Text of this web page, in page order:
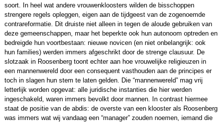
soort. In heel wat andere vrouwenkloosters wilden de bisschoppen
strengere regels opleggen, eigen aan de tijdgeest van de zogenoemde
contrareformatie. Dit druiste niet alleen in tegen de aloude gebruiken van
deze gemeenschappen, maar het beperkte ook hun autonoom optreden en
bedreigde hun voortbestaan: nieuwe novicen (en niet onbelangrijk: ook
hun families) werden immers afgeschrikt door de strenge clausuur. De
slotzaak in Roosenberg toont echter aan hoe vrouwelijke religieuzen in
een mannenwereld door een consequent vasthouden aan de principes er
toch in slagen hun stem te laten gelden. Die “mannenwereld” mag vrij
letterlijk worden opgevat: alle juridische instanties die hier werden
ingeschakeld, waren immers bevolkt door mannen. In contrast hiermee
staat de positie van de abdis: de overste van een klooster als Roosenberg
was immers wat wij vandaag een “manager” zouden noemen, iemand die